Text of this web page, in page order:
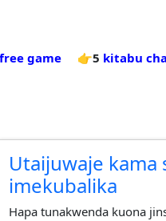
game 👉5 kitabu
Utaijuwaje kama
imekubalika
Hapa tunakwenda kuona